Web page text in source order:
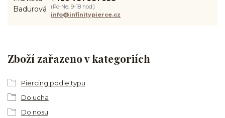
Zboží zařazeno v kategoriích
Piercing podle typu
Do ucha
Do nosu
(Po-Ne, 9-18 hod.)
info@infinitypierce.cz